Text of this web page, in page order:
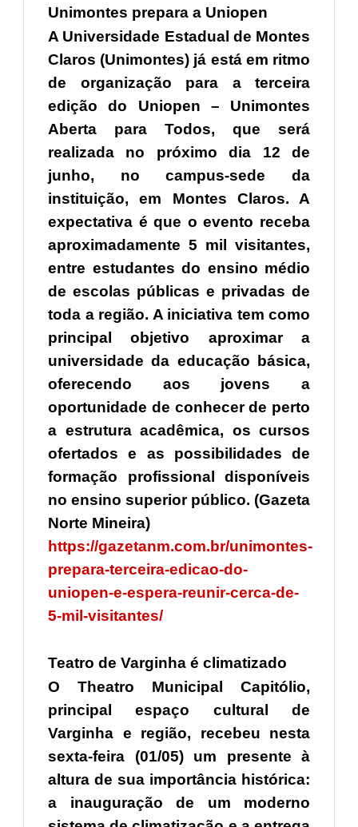
Unimontes prepara a Uniopen
A Universidade Estadual de Montes
Claros (Unimontes) já está em ritmo
de organização para a terceira
edição do Uniopen – Unimontes
Aberta para Todos, que será
realizada no próximo dia 12 de
junho, no campus-sede da
instituição, em Montes Claros. A
expectativa é que o evento receba
aproximadamente 5 mil visitantes,
entre estudantes do ensino médio
de escolas públicas e privadas de
toda a região. A iniciativa tem como
principal objetivo aproximar a
universidade da educação básica,
oferecendo aos jovens a
oportunidade de conhecer de perto
a estrutura acadêmica, os cursos
ofertados e as possibilidades de
formação profissional disponíveis
no ensino superior público. (Gazeta
Norte Mineira)
https://gazetanm.com.br/unimontes-
prepara-terceira-edicao-do-
uniopen-e-espera-reunir-cerca-de-
5-mil-visitantes/
Teatro de Varginha é climatizado
O Theatro Municipal Capitólio,
principal espaço cultural de
Varginha e região, recebeu nesta
sexta-feira (01/05) um presente à
altura de sua importância histórica:
a inauguração de um moderno